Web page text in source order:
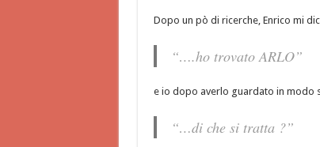
Dopo un pò di ricerche, Enrico mi
“….ho trovato ARLO”
e io dopo averlo guardato in modo
“…di che si tratta ?”